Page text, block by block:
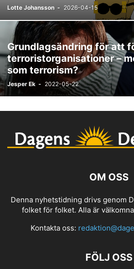
Lotte Johansson - 2026-04-15
Grundlagsändring för att
terroristorganisationer –
som terrorism?
Jesper Ek - 2022-05-22
OM OSS
Denna nyhetstidning drivs genom
folket för folket. Alla är
Kontakta oss:
FÖLJ OSS